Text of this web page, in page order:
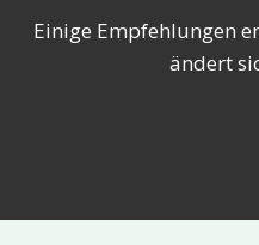
Einige Empfehlungen
ändert